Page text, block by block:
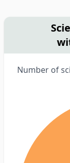
Number of